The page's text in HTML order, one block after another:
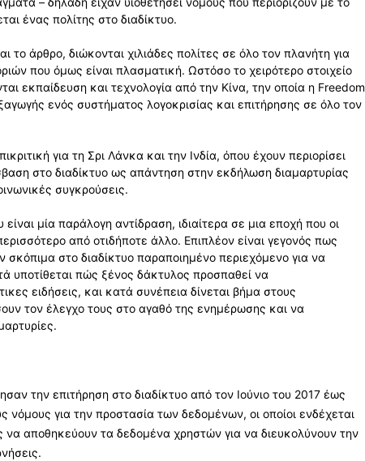
ένας πολίτης στο διαδίκτυο.
το άρθρο, διώκονται χιλιάδες πολίτες σε όλο τον πλανήτη για
που όμως είναι πλασματική. Ωστόσο το χειρότερο στοιχείο
εκπαίδευση και τεχνολογία από την Κίνα, την οποία η Freedom
ενός συστήματος λογοκρισίας και επιτήρησης σε όλο τον
για τη Σρι Λάνκα και την Ινδία, όπου έχουν περιορίσει
στο διαδίκτυο ως απάντηση στην εκδήλωση διαμαρτυρίας
συγκρούσεις.
μία παράλογη αντίδραση, ιδιαίτερα σε μια εποχή που οι
από οτιδήποτε άλλο. Επιπλέον είναι γεγονός πως
σκόπιμα στο διαδίκτυο παραποιημένο περιεχόμενο για να
υποτίθεται πώς ξένος δάκτυλος προσπαθεί να
ειδήσεις, και κατά συνέπεια δίνεται βήμα στους
τον έλεγχο τους στο αγαθό της ενημέρωσης και να
την επιτήρηση στο διαδίκτυο από τον Ιούνιο του 2017 έως
για την προστασία των δεδομένων, οι οποίοι ενδέχεται
να αποθηκεύουν τα δεδομένα χρηστών για να διευκολύνουν την